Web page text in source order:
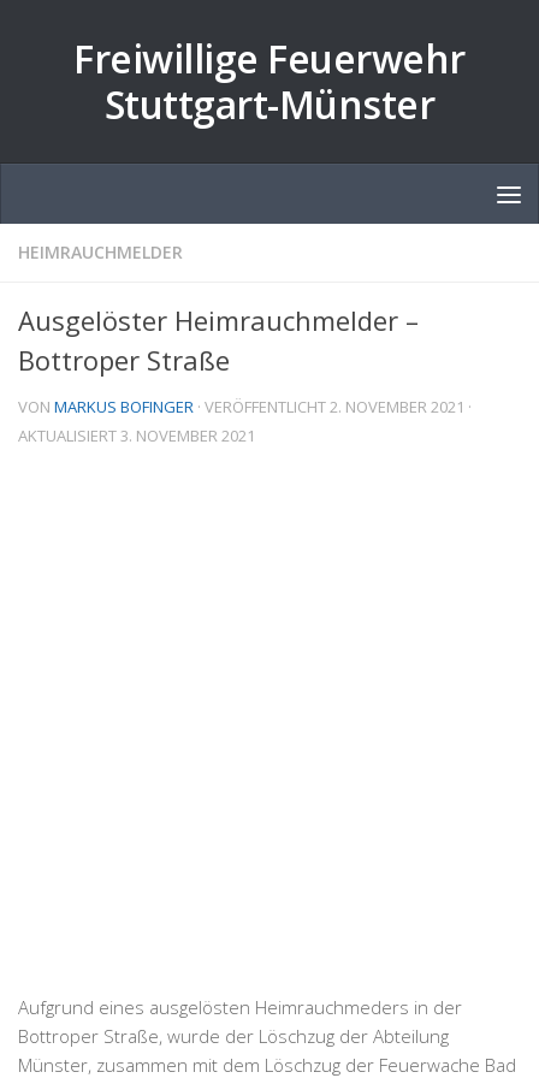
Freiwillige Feuerwehr
Stuttgart-Münster
HEIMRAUCHMELDER
Ausgelöster Heimrauchmelder –
Bottroper Straße
VON MARKUS BOFINGER · VERÖFFENTLICHT2. NOVEMBER 2021 ·
AKTUALISIERT3. NOVEMBER 2021
Aufgrund eines ausgelösten Heimrauchmeders in der
Bottroper Straße, wurde der Löschzug der Abteilung
Münster, zusammen mit dem Löschzug der Feuerwache Bad